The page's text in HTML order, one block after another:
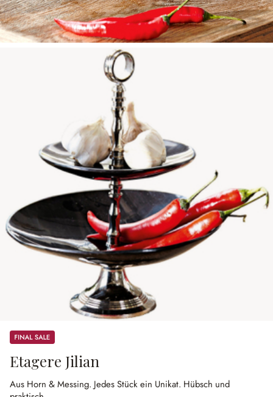
Sale
Etagere Jilian
Aus Horn & Messing. Jedes Stück ein Unikat. Hübsch und